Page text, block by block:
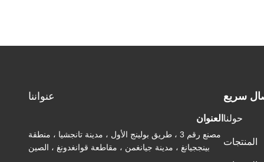
سريع
حولنا
المنتجات
عنواننا
العنوان
مصنع رقم 3 ، طريق بولينج الأول ، مدينة تانجشيا ، منطقة
بينججيانغ ، مدينة جيانغمن ، مقاطعة قوانغدونغ ، الصين